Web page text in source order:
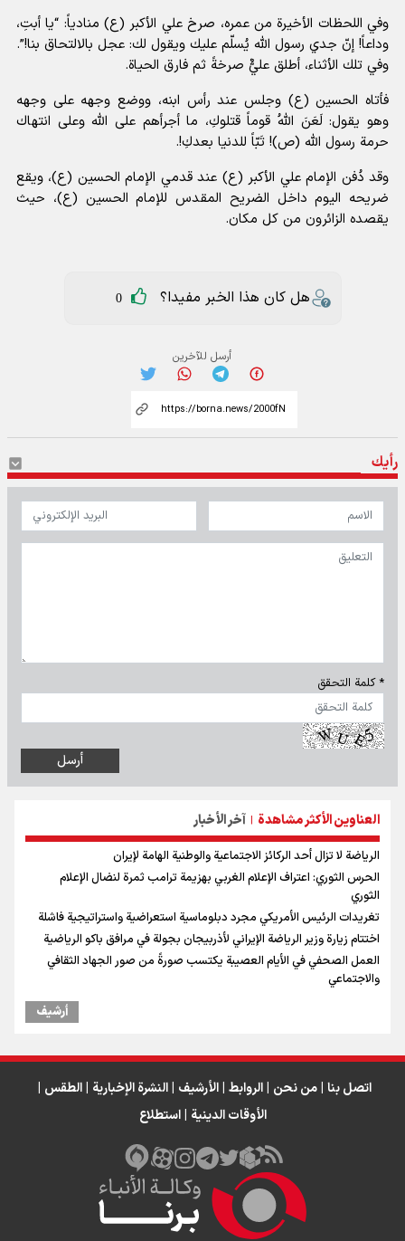
وفي اللحظات الأخيرة من عمره، صرخ علي الأكبر (ع) منادياً: “يا أبتِ،
وداعاً! إنّ جدي رسول الله يُسلّم عليك ويقول لك: عجل بالالتحاق بنا!”.
وفي تلك الأثناء، أطلق عليٌّ صرخةً ثم فارق الحياة.
فأتاه الحسين (ع) وجلس عند رأس ابنه، ووضع وجهه على وجهه
وهو يقول: لَعَنَ اللهُ قوماً قتلوكِ، ما أجرأهم على الله وعلى انتهاك
حرمة رسول الله (ص)! تَبّاً للدنيا بعدكِ!.
وقد دُفن الإمام علي الأكبر (ع) عند قدمي الإمام الحسين (ع)، ويقع
ضريحه اليوم داخل الضريح المقدس للإمام الحسين (ع)، حيث
يقصده الزائرون من كل مكان.
هل كان هذا الخبر مفيدا؟ 0
أرسل للآخرين
رأيك
* كلمة التحقق
العناوين الأكثر مشاهدة | آخر الأخبار
الرياضة لا تزال أحد الركائز الاجتماعية والوطنية الهامة لإيران
الحرس الثوري: اعتراف الإعلام الغربي بهزيمة ترامب ثمرة لنضال الإعلام
الثوري
تغريدات الرئيس الأمريكي مجرد دبلوماسية استعراضية واستراتيجية فاشلة
اختتام زيارة وزير الرياضة الإيراني لأذربيجان بجولة في مرافق باكو الرياضية
العمل الصحفي في الأيام العصيبة يكتسب صورةً من صور الجهاد الثقافي
والاجتماعي
أرشیف
اتصل بنا | من نحن | الروابط | الأرشيف | النشرة الإخبارية | الطقس |
الأوقات الدينية | استطلاع